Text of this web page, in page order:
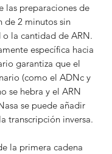
las preparaciones de
de 2 minutos sin
la cantidad de ARN.
específica hacia
garantiza que el
(como el ADNc y
se hebra y el ARN
se puede añadir
transcripción inversa.
la primera cadena